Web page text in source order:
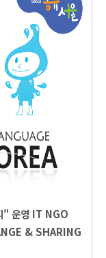
" 운영 IT NGO
& SHARING